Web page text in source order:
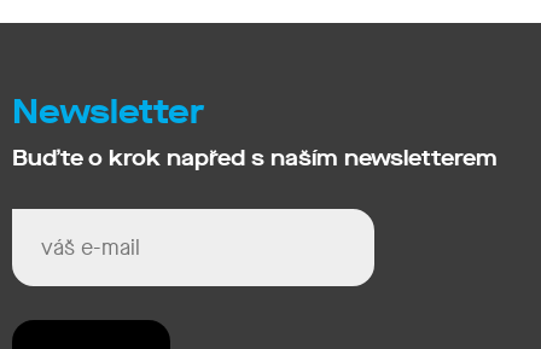
Newsletter
Buďte o krok napřed s naším newsletterem